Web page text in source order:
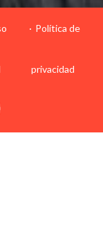
Política de
privacidad